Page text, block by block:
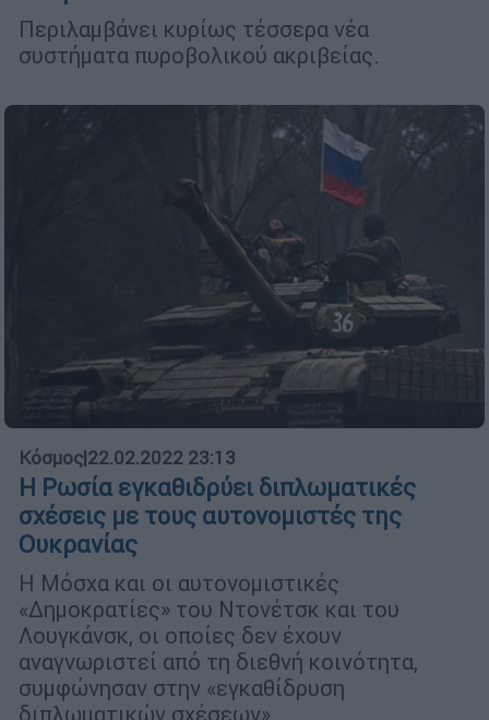
Περιλαμβάνει κυρίως τέσσερα νέα
συστήματα πυροβολικού ακριβείας.
Κόσμος|22.02.2022 23:13
Η Ρωσία εγκαθιδρύει διπλωματικές
σχέσεις με τους αυτονομιστές της
Ουκρανίας
Η Μόσχα και οι αυτονομιστικές
«Δημοκρατίες» του Ντονέτσκ και του
Λουγκάνσκ, οι οποίες δεν έχουν
αναγνωριστεί από τη διεθνή κοινότητα,
συμφώνησαν στην «εγκαθίδρυση
διπλωματικών σχέσεων»